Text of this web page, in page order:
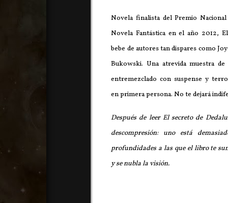
Novela finalista del Premio
Novela Fantástica en el año 2012,
bebe de autores tan dispares como
Bukowski. Una atrevida muestra
entremezclado con suspense y
en primera persona. No te dejará
Después de leer El secreto de
descompresión: uno está
profundidades a las que el libro te
y se nubla la visión.